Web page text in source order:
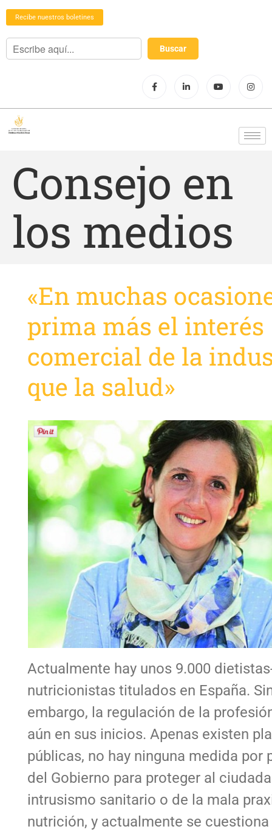
Recibe nuestros boletines
Consejo en
los medios
«En muchas
prima más el interés
comercial de la
que la salud»
Actualmente hay unos 9.000
nutricionistas titulados en España.
embargo, la regulación de la
aún en sus inicios. Apenas existen
públicas, no hay ninguna medida por
del Gobierno para proteger al
intrusismo sanitario o de la mala
nutrición, y actualmente se